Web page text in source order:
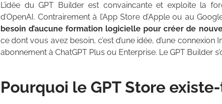
L’idée du GPT Builder est convaincante et exploite la
d’OpenAI. Contrairement à l’App Store d’Apple ou au
besoin d’aucune formation logicielle pour créer de
ce dont vous avez besoin, c’est d’une idée, d’une connexion
abonnement à ChatGPT Plus ou Enterprise. Le GPT Builder
Pourquoi le GPT Store